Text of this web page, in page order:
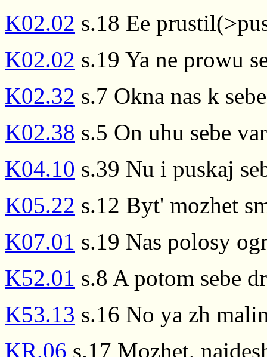
K02.02 s.18 Ee
K02.02 s.19 Ya ne prowu
K02.32 s.7 Okna nas k
K02.38 s.5 On uhu sebe
K04.10 s.39 Nu i puskaj
K05.22 s.12 Byt' mozhet
K07.01 s.19 Nas polosy
K52.01 s.8 A potom sebe
K53.13 s.16 No ya zh
KR.06 s.17 Mozhet,